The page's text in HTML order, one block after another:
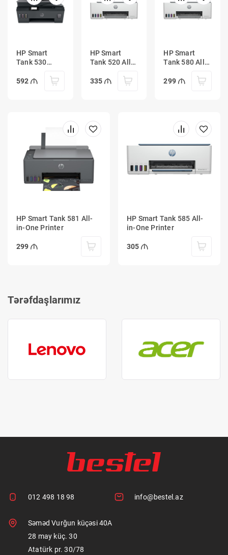
HP Smart
Tank 530
in-One
592
HP Smart
Tank 520 All-
335
HP Smart
Tank 580 All-
299
HP Smart Tank 581 All-
in-One Printer
299
HP Smart Tank 585 All-
in-One Printer
305
Tərəfdaşlarımız
012 498 18 98 info@bestel.az
Səməd Vurğun küçəsi 40A
28 may küç. 30
Atatürk pr. 30/78